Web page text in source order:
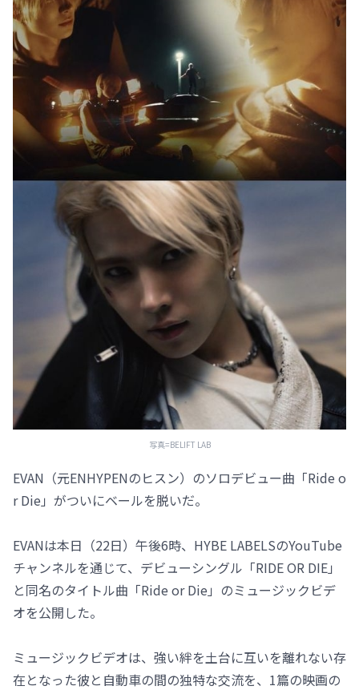
写真=BELIFT LAB
EVAN（元ENHYPENのヒスン）のソロデビュー曲「Ride o
r Die」がついにベールを脱いだ。
EVANは本日（22日）午後6時、HYBE LABELSのYouTube
チャンネルを通じて、デビューシングル「RIDE OR DIE」
と同名のタイトル曲「Ride or Die」のミュージックビデ
オを公開した。
ミュージックビデオは、強い絆を土台に互いを離れない存
在となった彼と自動車の間の独特な交流を、1篇の映画の